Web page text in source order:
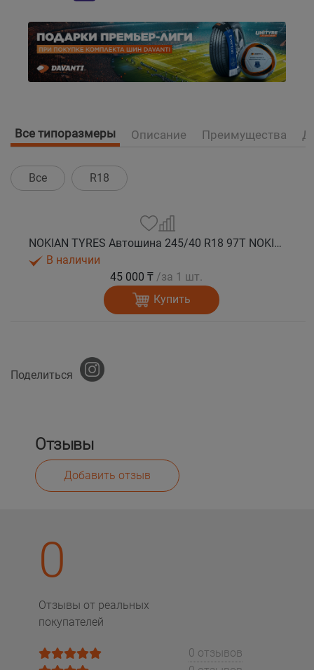
Все типоразмеры Описание Преимущества
Все R18
NOKIAN TYRES Автошина 245/40 R18 97T NOKIAN TYRES HAKKAPELIITTA R3 XL зима
В наличии
45 000 ₸ /за 1 шт.
Купить
Поделиться
Отзывы
Добавить отзыв
0
Отзывы от реальных
покупателей
0 отзывов